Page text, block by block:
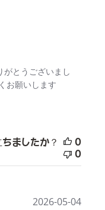
がとうございまし
お願いします
ましたか？
0
0
2026-05-04